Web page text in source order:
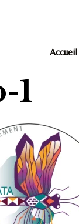
Accueil
1